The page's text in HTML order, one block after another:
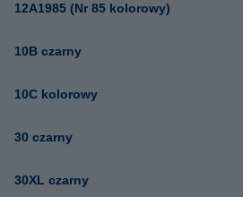
12A1985 (Nr 85 kolorowy)
10B czarny
10C kolorowy
30 czarny
30XL czarny